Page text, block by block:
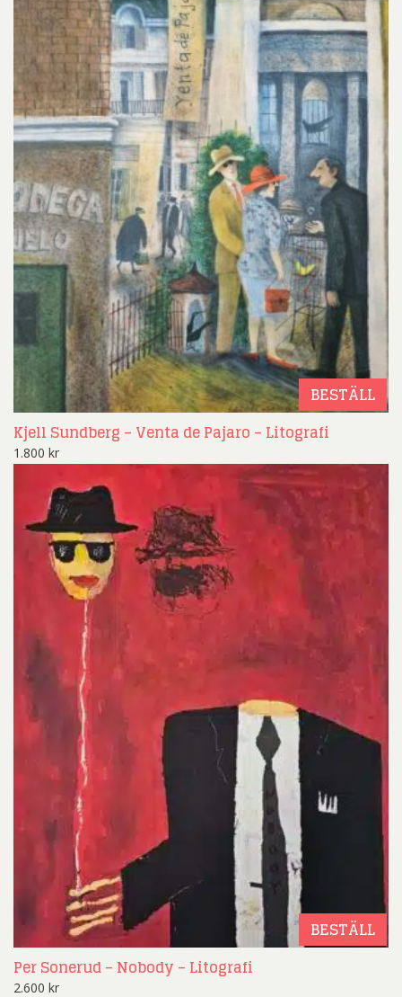
BESTÄLL
Kjell Sundberg – Venta de Pajaro – Litografi
1.800 kr
BESTÄLL
Per Sonerud – Nobody – Litografi
2.600 kr